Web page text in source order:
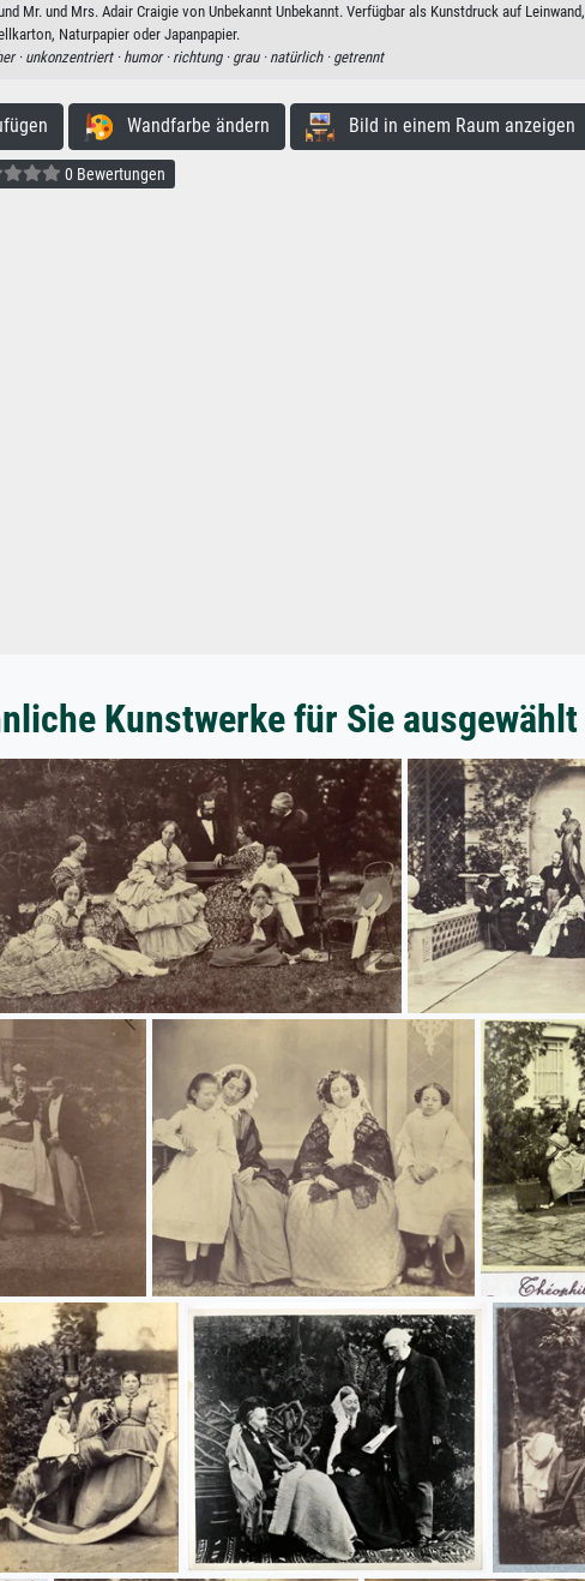
Mr. und Mrs. Adair Craigie von Unbekannt Unbekannt. Verfügbar als Kunstdruck auf Leinwand,
Naturpapier oder Japanpapier.
· unkonzentriert · humor · richtung · grau · natürlich · getrennt
Wandfarbe ändern Bild in einem Raum anzeigen
0 Bewertungen
Kunstwerke für Sie ausgewählt